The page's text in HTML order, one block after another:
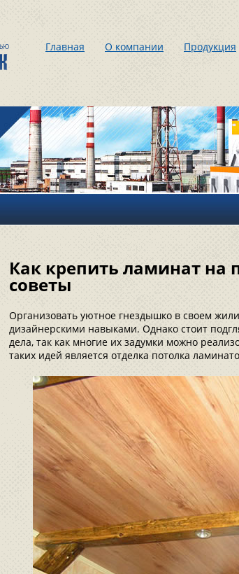
Главная О компании Продукция
Как крепить ламинат на
советы
Организовать уютное гнездышко в своем
дизайнерскими навыками. Однако стоит
дела, так как многие их задумки можно
таких идей является отделка потолка